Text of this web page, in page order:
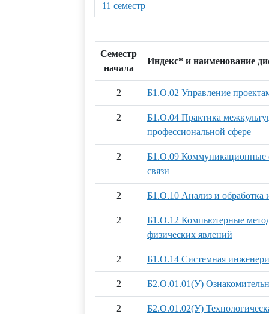
11 семестр
Семестр
начала
Индекс* и наименование
2 Б1.О.02 Управление
2
Б1.О.04 Практика
профессиональной сфере
2
Б1.О.09 Коммуникационные
связи
2 Б1.О.10 Анализ и обработка
2
Б1.О.12 Компьютерные
физических явлений
2 Б1.О.14 Системная
2 Б2.О.01.01(У)
2
Б2.О.01.02(У)